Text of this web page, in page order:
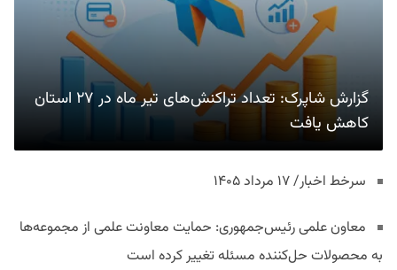
گزارش شاپرک: تعداد تراکنش‌های تیر ماه در ۲۷ استان‌
کاهش یافت
سرخط اخبار/ ۱۷ مرداد ۱۴۰۵
معاون علمی رئیس‌جمهوری: حمایت معاونت علمی از مجموعه‌ها
به محصولات حل‌کننده مسئله تغییر کرده است